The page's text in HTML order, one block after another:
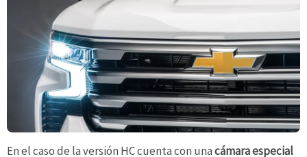
En el caso de la versión HC cuenta con unacámara especial